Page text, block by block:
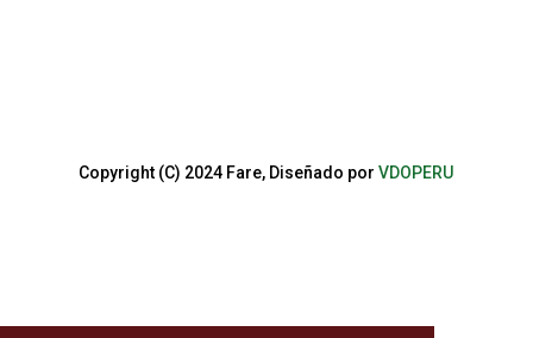
Copyright (C) 2024 Fare, Diseñado porVDOPERU